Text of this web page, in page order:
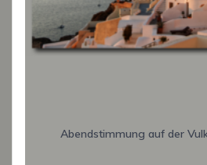
Abendstimmung auf der